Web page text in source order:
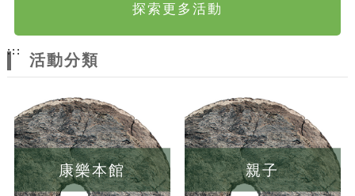
探索更多活動
:::
活動分類
康樂本館 親子